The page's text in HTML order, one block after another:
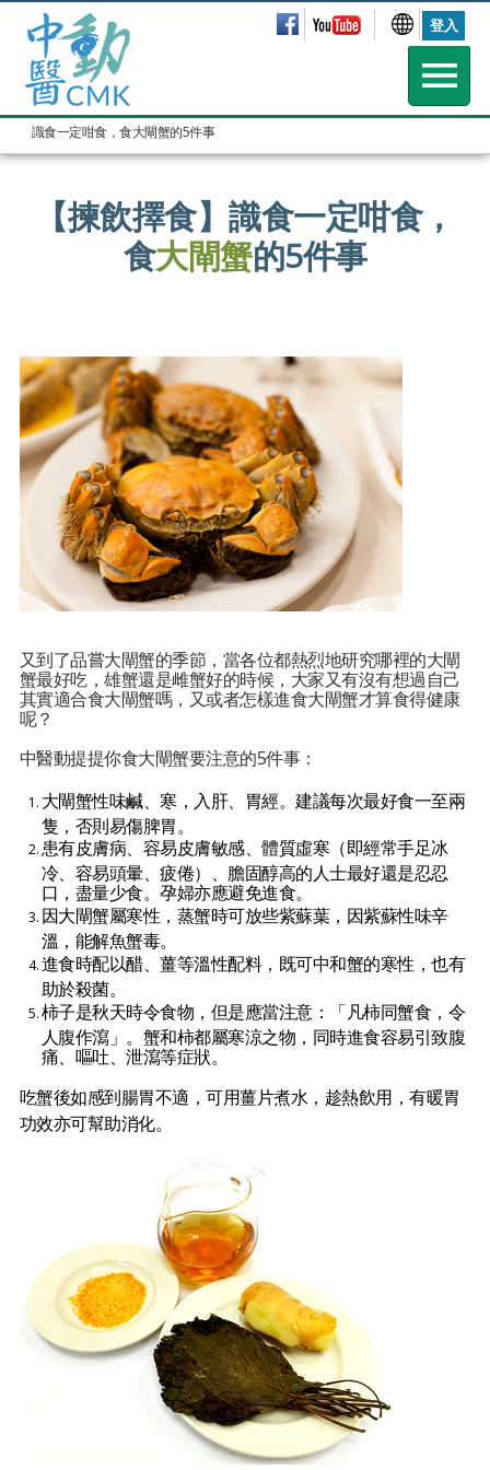
登入
識食一定咁食，食大閘蟹的5件事
【揀飲擇食】識食一定咁食，
食大閘蟹的5件事
又到了品嘗大閘蟹的季節，當各位都熱烈地研究哪裡的大閘
蟹最好吃，雄蟹還是雌蟹好的時候，大家又有沒有想過自己
其實適合食大閘蟹嗎，又或者怎樣進食大閘蟹才算食得健康
呢？
中醫動提提你食大閘蟹要注意的5件事：
大閘蟹性味鹹、寒，入肝、胃經。建議每次最好食一至兩
隻，否則易傷脾胃。
患有皮膚病、容易皮膚敏感、體質虛寒（即經常手足冰
冷、容易頭暈、疲倦）、膽固醇高的人士最好還是忍忍
口，盡量少食。孕婦亦應避免進食。
因大閘蟹屬寒性，蒸蟹時可放些紫蘇葉，因紫蘇性味辛
溫，能解魚蟹毒。
進食時配以醋、薑等溫性配料，既可中和蟹的寒性，也有
助於殺菌。
柿子是秋天時令食物，但是應當注意：「凡柿同蟹食，令
人腹作瀉」。蟹和柿都屬寒涼之物，同時進食容易引致腹
痛、嘔吐、泄瀉等症狀。
吃蟹後如感到腸胃不適，可用薑片煮水，趁熱飲用，有暖胃
功效亦可幫助消化。